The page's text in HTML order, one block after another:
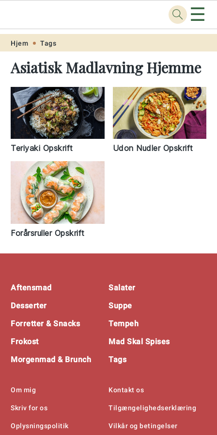
Skip
primary
navigation
Skip
main
content
Skip
primary
sidebar
Skip
footer
Opskrift.net ☰
Hjem Tags
Asiatisk Madlavning Hjemme
Teriyaki Opskrift Udon Nudler Opskrift
Forårsruller Opskrift
Footer
Aftensmad
Desserter
Forretter & Snacks
Frokost
Morgenmad & Brunch
Salater
Suppe
Tempeh
Mad Skal Spises
Tags
Om mig
Skriv for os
Oplysningspolitik
Kontakt os
Tilgængelighedserklæring
Vilkår og betingelser